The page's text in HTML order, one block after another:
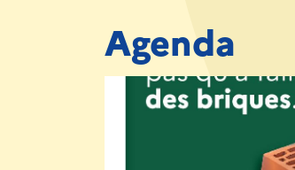
Agenda